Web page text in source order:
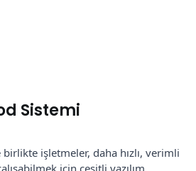
Sistemi
işletmeler, daha hızlı, verimli
için çeşitli yazılım